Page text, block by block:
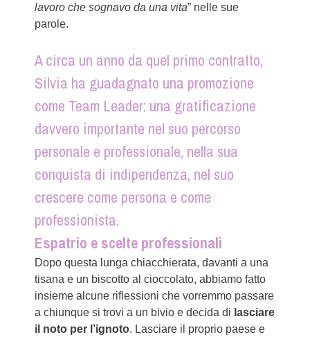
lavoro che sognavo da una vita” nelle sue
parole.
A circa un anno da quel primo contratto,
Silvia ha guadagnato una promozione
come Team Leader: una gratificazione
davvero importante nel suo percorso
personale e professionale, nella sua
conquista di indipendenza, nel suo
crescere come persona e come
professionista.
Espatrio e scelte professionali
Dopo questa lunga chiacchierata, davanti a una
tisana e un biscotto al cioccolato, abbiamo fatto
insieme alcune riflessioni che vorremmo passare
a chiunque si trovi a un bivio e decida di lasciare
il noto per l’ignoto. Lasciare il proprio paese e